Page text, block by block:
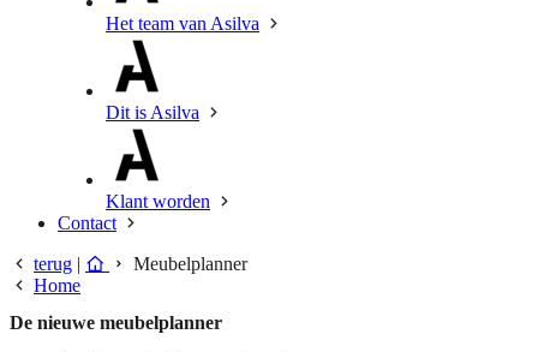
Het team van Asilva
Dit is Asilva
Klant worden
Contact
terug |
Meubelplanner
Home
De nieuwe meubelplanner